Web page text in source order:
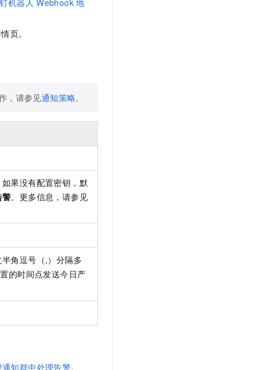
机器人 Webhook 地
页。
，请参见通知策略。
果没有配置密钥，默
警。 更多信息，请参见
角逗号（,）分隔多
的时间点发送今日产
通知群中处理告警。